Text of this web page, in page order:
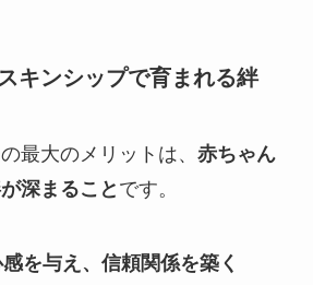
キンシップで育まれる絆
最大のメリットは、 赤ちゃん
深まること です。
を与え、信頼関係を築く